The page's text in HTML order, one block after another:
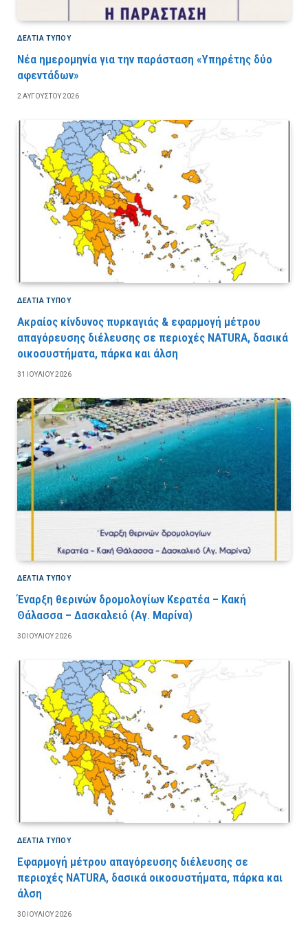
ΔΕΛΤΙΑ ΤΥΠΟΥ
Νέα ημερομηνία για την παράσταση «Υπηρέτης δύο
αφεντάδων»
2 ΑΥΓΟΎΣΤΟΥ 2026
ΔΕΛΤΙΑ ΤΥΠΟΥ
Ακραίος κίνδυνος πυρκαγιάς & εφαρμογή μέτρου
απαγόρευσης διέλευσης σε περιοχές NATURA, δασικά
οικοσυστήματα, πάρκα και άλση
31 ΙΟΥΛΊΟΥ 2026
ΔΕΛΤΙΑ ΤΥΠΟΥ
Έναρξη θερινών δρομολογίων Κερατέα – Κακή
Θάλασσα – Δασκαλειό (Αγ. Μαρίνα)
30 ΙΟΥΛΊΟΥ 2026
ΔΕΛΤΙΑ ΤΥΠΟΥ
Εφαρμογή μέτρου απαγόρευσης διέλευσης σε
περιοχές NATURA, δασικά οικοσυστήματα, πάρκα και
άλση
30 ΙΟΥΛΊΟΥ 2026